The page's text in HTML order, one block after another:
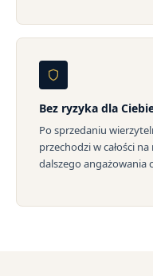
Bez ryzyka dla
Po sprzedaniu
przechodzi w całości
dalszego angażowania